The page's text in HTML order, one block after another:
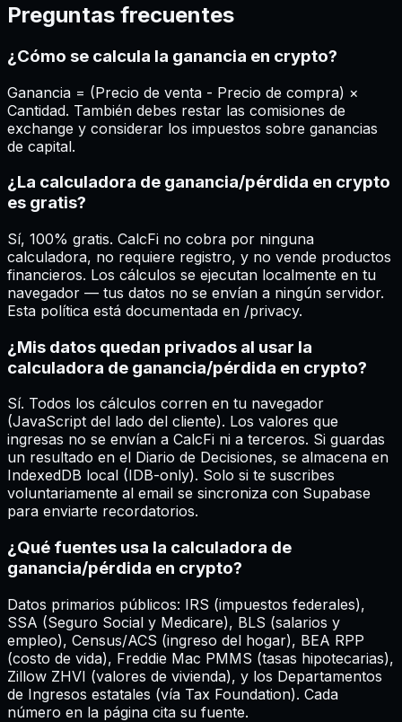
Preguntas frecuentes
¿Cómo se calcula la ganancia en crypto?
Ganancia = (Precio de venta - Precio de compra) ×
Cantidad. También debes restar las comisiones de
exchange y considerar los impuestos sobre ganancias
de capital.
¿La calculadora de ganancia/pérdida en crypto
es gratis?
Sí, 100% gratis. CalcFi no cobra por ninguna
calculadora, no requiere registro, y no vende productos
financieros. Los cálculos se ejecutan localmente en tu
navegador — tus datos no se envían a ningún servidor.
Esta política está documentada en /privacy.
¿Mis datos quedan privados al usar la
calculadora de ganancia/pérdida en crypto?
Sí. Todos los cálculos corren en tu navegador
(JavaScript del lado del cliente). Los valores que
ingresas no se envían a CalcFi ni a terceros. Si guardas
un resultado en el Diario de Decisiones, se almacena en
IndexedDB local (IDB-only). Solo si te suscribes
voluntariamente al email se sincroniza con Supabase
para enviarte recordatorios.
¿Qué fuentes usa la calculadora de
ganancia/pérdida en crypto?
Datos primarios públicos: IRS (impuestos federales),
SSA (Seguro Social y Medicare), BLS (salarios y
empleo), Census/ACS (ingreso del hogar), BEA RPP
(costo de vida), Freddie Mac PMMS (tasas hipotecarias),
Zillow ZHVI (valores de vivienda), y los Departamentos
de Ingresos estatales (vía Tax Foundation). Cada
número en la página cita su fuente.